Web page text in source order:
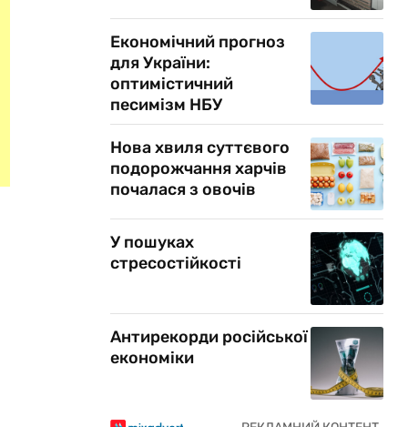
Економічний прогноз
для України:
оптимістичний
песимізм НБУ
Нова хвиля суттєвого
подорожчання харчів
почалася з овочів
У пошуках
стресостійкості
Антирекорди російської
економіки